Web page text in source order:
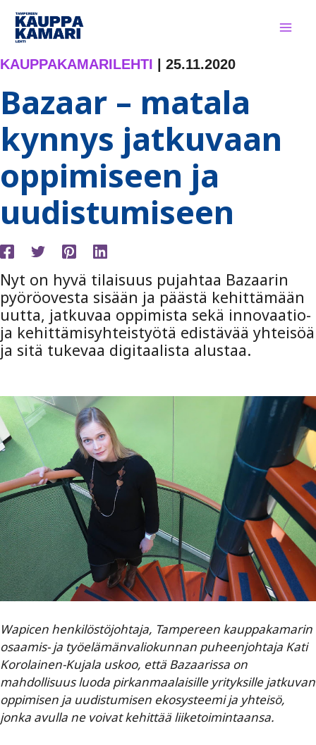
Siirry
sisältöön
KAUPPAKAMARILEHTI 25.11.2020
Bazaar – matala
kynnys jatkuvaan
oppimiseen ja
uudistumiseen
Nyt on hyvä tilaisuus pujahtaa Bazaarin
pyöröovesta sisään ja päästä kehittämään
uutta, jatkuvaa oppimista sekä innovaatio-
ja kehittämisyhteistyötä edistävää yhteisöä
ja sitä tukevaa digitaalista alustaa.
Wapicen henkilöstöjohtaja, Tampereen kauppakamarin
osaamis- ja työelämänvaliokunnan puheenjohtaja Kati
Korolainen-Kujala uskoo, että Bazaarissa on
mahdollisuus luoda pirkanmaalaisille yrityksille jatkuvan
oppimisen ja uudistumisen ekosysteemi ja yhteisö,
jonka avulla ne voivat kehittää liiketoimintaansa.